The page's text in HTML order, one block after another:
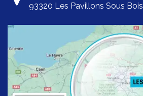
93320 Les Pavillons Sous Bois